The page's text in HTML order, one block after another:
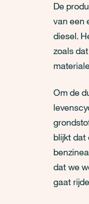
De
van een
diesel.
zoals
Om de
blijkt dat
dat we
gaat